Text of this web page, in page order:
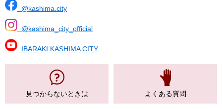
@kashima.city
@kashima_city_official
IBARAKI KASHIMA CITY
見つからないときは よくある質問